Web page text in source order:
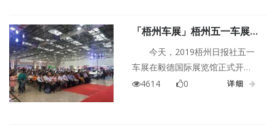
牌100款左右的车型。
「梧州车展」梧州五一车展热
闹非凡，明后天精彩继续
今天，2019梧州日报社五一
车展在毅德国际展览馆正式开
幕。车展现场人头攒动，热闹非
4614 0 详细